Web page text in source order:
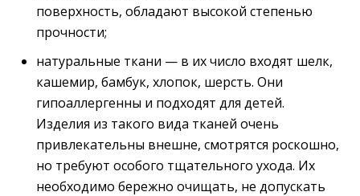
поверхность, обладают высокой степенью
прочности;
натуральные ткани — в их число входят шелк,
кашемир, бамбук, хлопок, шерсть. Они
гипоаллергенны и подходят для детей.
Изделия из такого вида тканей очень
привлекательны внешне, смотрятся роскошно,
но требуют особого тщательного ухода. Их
необходимо бережно очищать, не допускать